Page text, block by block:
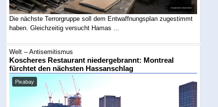
Die nächste Terrorgruppe soll dem Entwaffnungsplan zugestimmt
haben. Gleichzeitig versucht Hamas ...
Welt -- Antisemitismus
Koscheres Restaurant niedergebrannt: Montreal
fürchtet den nächsten Hassanschlag
Pixabay